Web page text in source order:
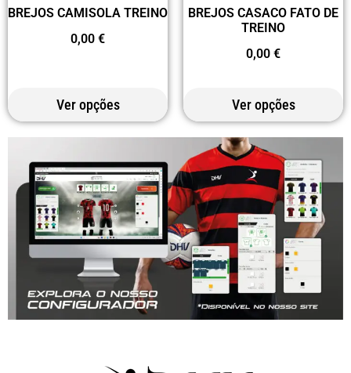
BREJOS CAMISOLA TREINO
0,00 €
Ver opções
BREJOS CASACO FATO DE
TREINO
0,00 €
Ver opções